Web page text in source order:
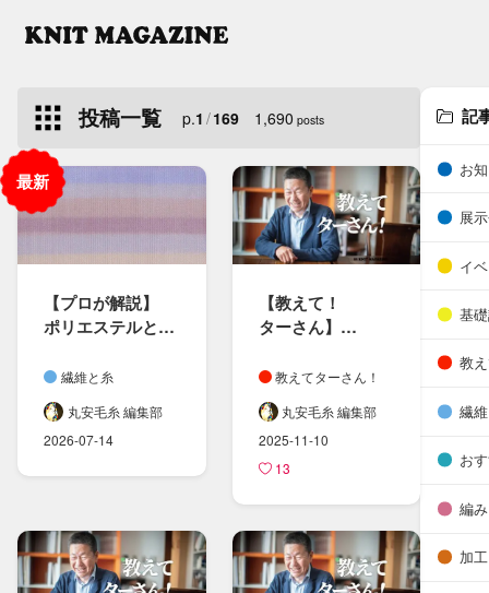
投稿一覧 p.1 /169 1,690 posts
【プロが​解説】
ポリエステルと​
（ナイロン）の​
違いとは？​
ニット製品の​
選び方も​紹介
繊維と糸
丸安毛糸 編集部
2026-07-14
【教えて！​
ターさん​】​
「染色」に​ついて
教えてターさん！
丸安毛糸 編集部
2025-11-10
13
記
お
展
イ
基
教
繊
お
編
加工